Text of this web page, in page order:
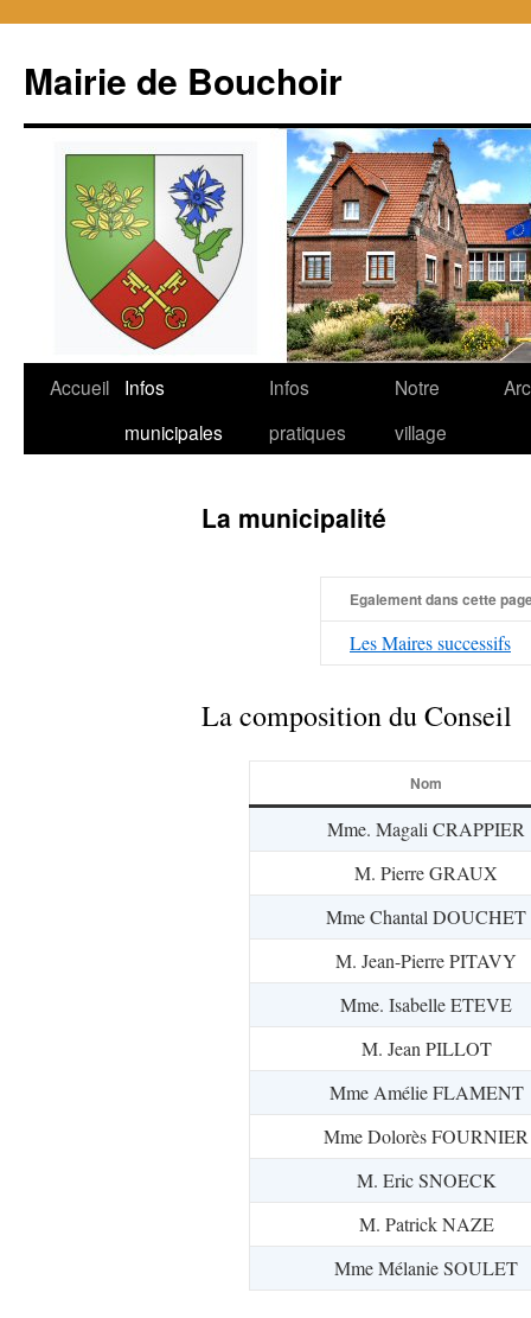
Mairie de Bouchoir
Aller
Accueil
Infos
municipales
Infos
pratiques
Notre
village
La municipalité
Egalement dans cette
Les Maires successifs
La composition du Conseil
Nom
Mme. Magali CRAPPIER
M. Pierre GRAUX
Mme Chantal DOUCHET
M. Jean-Pierre PITAVY
Mme. Isabelle ETEVE
M. Jean PILLOT
Mme Amélie FLAMENT
Mme Dolorès FOURNIER
M. Eric SNOECK
M. Patrick NAZE
Mme Mélanie SOULET